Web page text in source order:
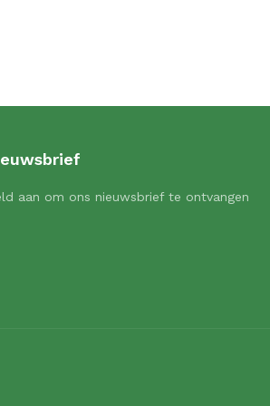
aan om ons nieuwsbrief te ontvangen